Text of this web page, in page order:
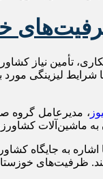
تأمین نیاز
شرایط لیزینگی
، مدیرعامل گروه
به ماشین‌آلات
ظرفیت‌های